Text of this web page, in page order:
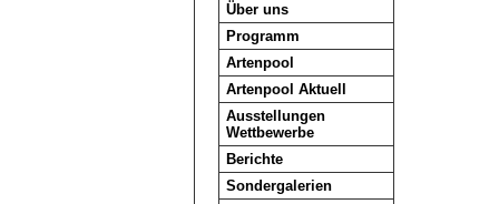
Über uns
Programm
Artenpool
Artenpool Aktuell
Ausstellungen
Wettbewerbe
Berichte
Sondergalerien